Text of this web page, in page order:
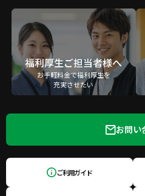
福利厚生ご担当者様へ
お手軽料金で福利厚生を
充実させたい
お問い
ご利用ガイド